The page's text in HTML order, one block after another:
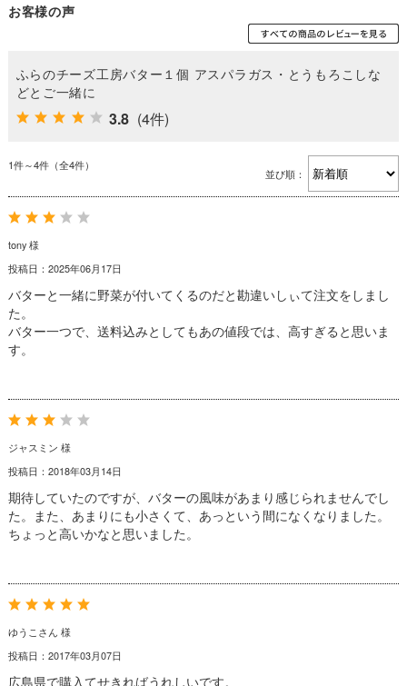
お客様の声
ふらのチーズ工房バター１個 アスパラガス・とうもろこしな
どとご一緒に
3.8 (4件)
1件～4件（全4件）
並び順：
tony 様
投稿日：2025年06月17日
バターと一緒に野菜が付いてくるのだと勘違いしぃて注文をしまし
た。
バター一つで、送料込みとしてもあの値段では、高すぎると思いま
す。
ジャスミン 様
投稿日：2018年03月14日
期待していたのですが、バターの風味があまり感じられませんでし
た。また、あまりにも小さくて、あっという間になくなりました。
ちょっと高いかなと思いました。
ゆうこさん 様
投稿日：2017年03月07日
広島県で購入てせきればうれしいです。